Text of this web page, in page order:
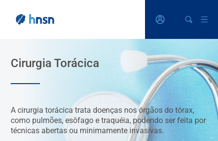
Cirurgia Torácica
A cirurgia torácica trata doenças nos órgãos do tórax,
como pulmões, esôfago e traquéia, podendo ser feita por
técnicas abertas ou minimamente invasivas.